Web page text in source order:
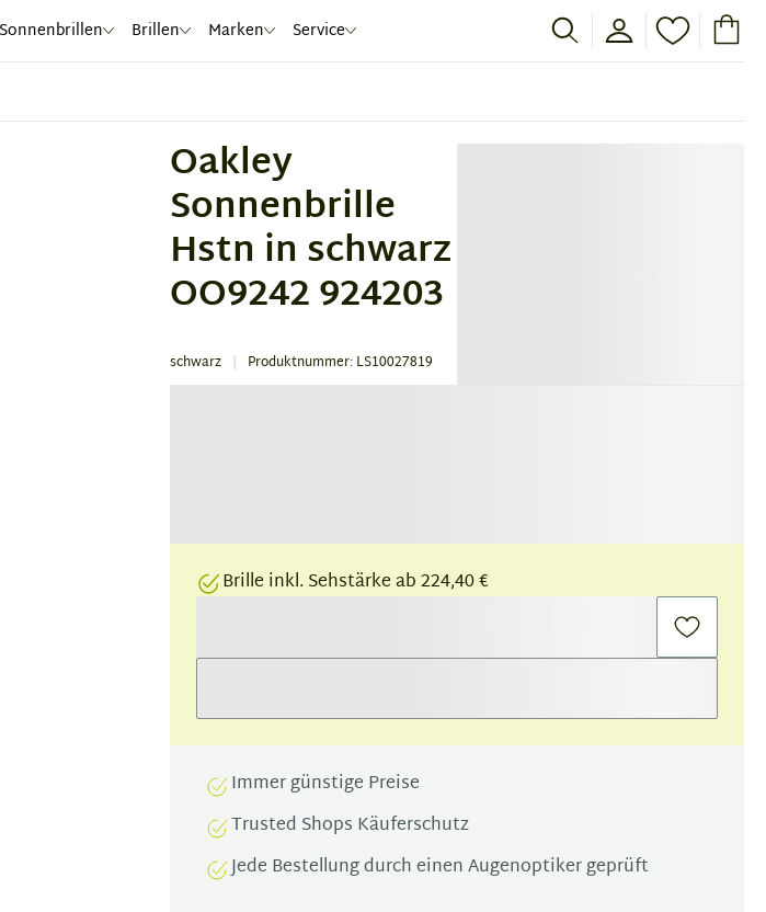
Sonnenbrillen Brillen Marken Service
Oakley
Sonnenbrille
Hstn in schwarz
OO9242 924203
schwarz Produktnummer: LS10027819
Brille inkl. Sehstärke ab 224,40 €
Immer günstige Preise
Trusted Shops Käuferschutz
Jede Bestellung durch einen Augenoptiker geprüft